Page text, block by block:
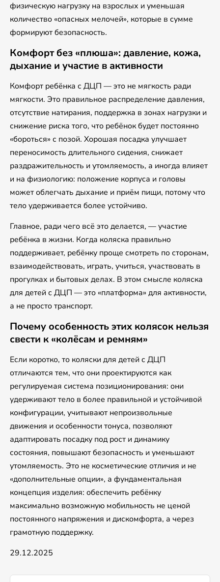
физическую нагрузку на взрослых и уменьшая
количество «опасных мелочей», которые в сумме
формируют безопасность.
Комфорт без «плюша»: давление, кожа,
дыхание и участие в активности
Комфорт ребёнка с ДЦП — это не мягкость ради
мягкости. Это правильное распределение давления,
отсутствие натирания, поддержка в зонах нагрузки и
снижение риска того, что ребёнок будет постоянно
«бороться» с позой. Хорошая посадка улучшает
переносимость длительного сидения, снижает
раздражительность и утомляемость, а иногда влияет
и на физиологию: положение корпуса и головы
может облегчать дыхание и приём пищи, потому что
тело удерживается более устойчиво.
Главное, ради чего всё это делается, — участие
ребёнка в жизни. Когда коляска правильно
поддерживает, ребёнку проще смотреть по сторонам,
взаимодействовать, играть, учиться, участвовать в
прогулках и бытовых делах. В этом смысле коляска
для детей с ДЦП — это «платформа» для активности,
а не просто транспорт.
Почему особенность этих колясок нельзя
свести к «колёсам и ремням»
Если коротко, то коляски для детей с ДЦП
отличаются тем, что они проектируются как
регулируемая система позиционирования: они
удерживают тело в более правильной и устойчивой
конфигурации, учитывают непроизвольные
движения и особенности тонуса, позволяют
адаптировать посадку под рост и динамику
состояния, повышают безопасность и уменьшают
утомляемость. Это не косметические отличия и не
«дополнительные опции», а фундаментальная
концепция изделия: обеспечить ребёнку
максимально возможную мобильность не ценой
постоянного напряжения и дискомфорта, а через
грамотную поддержку.
29.12.2025